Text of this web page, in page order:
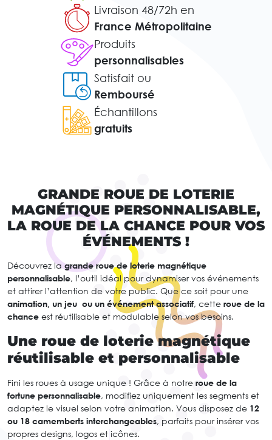
Livraison 48/72h en
France Métropolitaine
Produits
personnalisables
Satisfait ou
Remboursé
Échantillons
gratuits
GRANDE ROUE DE LOTERIE
MAGNÉTIQUE PERSONNALISABLE,
LA ROUE DE LA CHANCE POUR VOS
ÉVÉNEMENTS !
Découvrez lagrande roue de loterie magnétique
personnalisable, l’outil idéal pour dynamiser vos événements
et attirer l’attention de votre public. Que ce soit pour une
animation, un jeu ou un événement associatif, cette roue de la
chance est réutilisable et modulable selon vos besoins.
Une roue de loterie magnétique
réutilisable et personnalisable
Fini les roues à usage unique ! Grâce à notre roue de la
fortune personnalisable, modifiez uniquement les segments et
adaptez le visuel selon votre animation. Vous disposez de 12
ou 18 camemberts interchangeables, parfaits pour insérer vos
propres designs, logos et icônes.